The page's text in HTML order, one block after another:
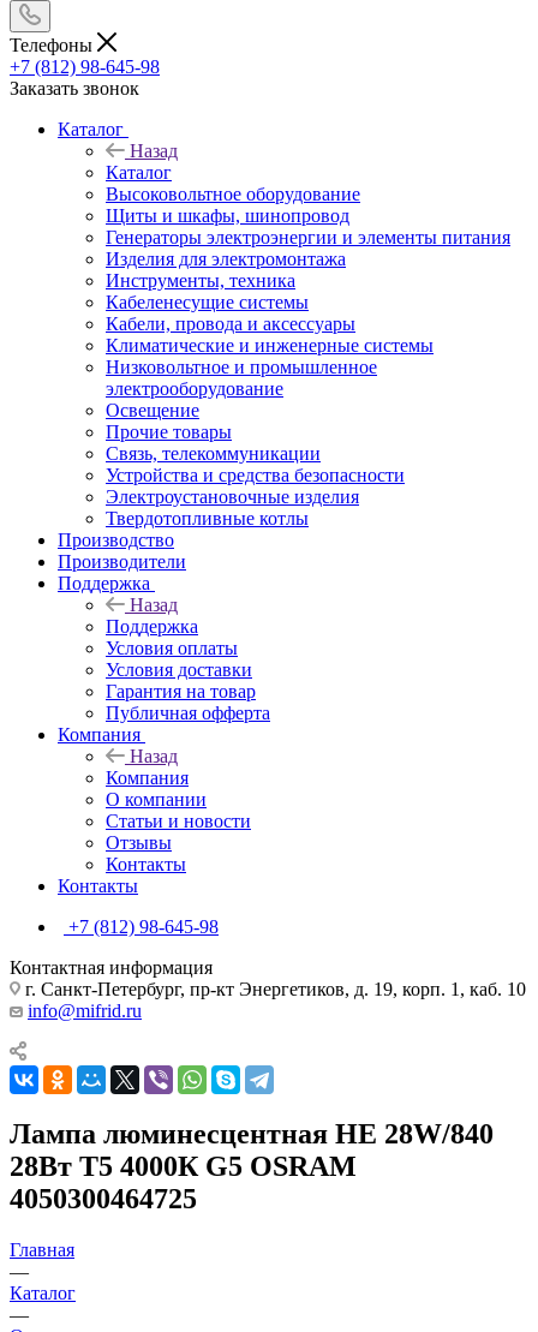
Телефоны
+7 (812) 98-645-98
Заказать звонок
Каталог
Назад
Каталог
Высоковольтное оборудование
Щиты и шкафы, шинопровод
Генераторы электроэнергии и элементы питания
Изделия для электромонтажа
Инструменты, техника
Кабеленесущие системы
Кабели, провода и аксессуары
Климатические и инженерные системы
Низковольтное и промышленное
электрооборудование
Освещение
Прочие товары
Связь, телекоммуникации
Устройства и средства безопасности
Электроустановочные изделия
Твердотопливные котлы
Производство
Производители
Поддержка
Назад
Поддержка
Условия оплаты
Условия доставки
Гарантия на товар
Публичная офферта
Компания
Назад
Компания
О компании
Статьи и новости
Отзывы
Контакты
Контакты
+7 (812) 98-645-98
Контактная информация
г. Санкт-Петербург, пр-кт Энергетиков, д. 19, корп. 1, каб. 10
info@mifrid.ru
Лампа люминесцентная HE 28W/840
28Вт T5 4000К G5 OSRAM
4050300464725
Главная
—
Каталог
—